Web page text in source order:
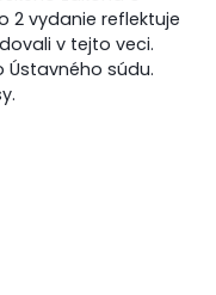
2 vydanie reflektuje
v tejto veci.
Ústavného súdu.